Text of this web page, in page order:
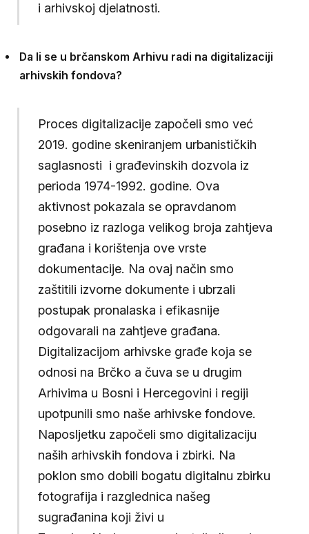
i arhivskoj djelatnosti.
Da li se u brčanskom Arhivu radi na digitalizaciji
arhivskih fondova?
Proces digitalizacije započeli smo već
2019. godine skeniranjem urbanističkih
saglasnosti i građevinskih dozvola iz
perioda 1974-1992. godine. Ova
aktivnost pokazala se opravdanom
posebno iz razloga velikog broja zahtjeva
građana i korištenja ove vrste
dokumentacije. Na ovaj način smo
zaštitili izvorne dokumente i ubrzali
postupak pronalaska i efikasnije
odgovarali na zahtjeve građana.
Digitalizacijom arhivske građe koja se
odnosi na Brčko a čuva se u drugim
Arhivima u Bosni i Hercegovini i regiji
upotpunili smo naše arhivske fondove.
Naposljetku započeli smo digitalizaciju
naših arhivskih fondova i zbirki. Na
poklon smo dobili bogatu digitalnu zbirku
fotografija i razglednica našeg
sugrađanina koji živi u